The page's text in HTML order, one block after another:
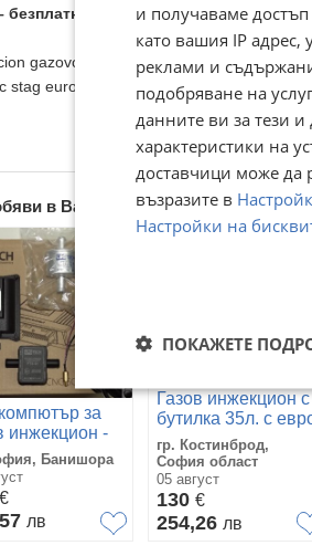
безплатна доставка! /Не важи за
gazovo lovato valtek brc genius lpg
stag europegas tamona agis emmegas r-
в Bazar.BG
за
инжекцион -
ONE .
Банишора
€
лв
Газов инжекцион с
бутилка 35л. с
сонда
гр. Костинброд,
София област
05 август
130 €
254,26 лв
и получаваме
като вашия IP
реклами и
подобряване на
данните ви за тези
характеристики на
доставчици може да
възразите в
Настройки на
ПОКАЖЕТЕ